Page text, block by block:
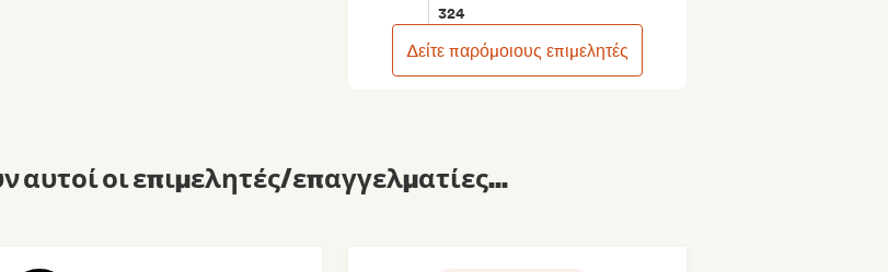
324
Δείτε παρόμοιους επιμελητές
αυτοί οι επιμελητές/επαγγελματίες...